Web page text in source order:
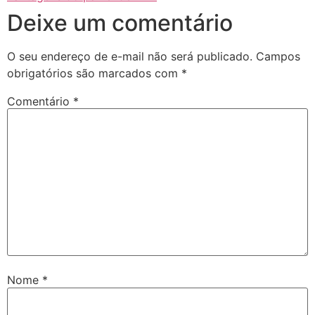
Deixe um comentário
O seu endereço de e-mail não será publicado. Campos
obrigatórios são marcados com *
Comentário *
Nome *